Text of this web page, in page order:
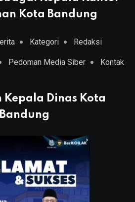
Kota Bandung
Kategori Redaksi
Pedoman Media Siber Kontak
Kepala Dinas Kota
Bandung